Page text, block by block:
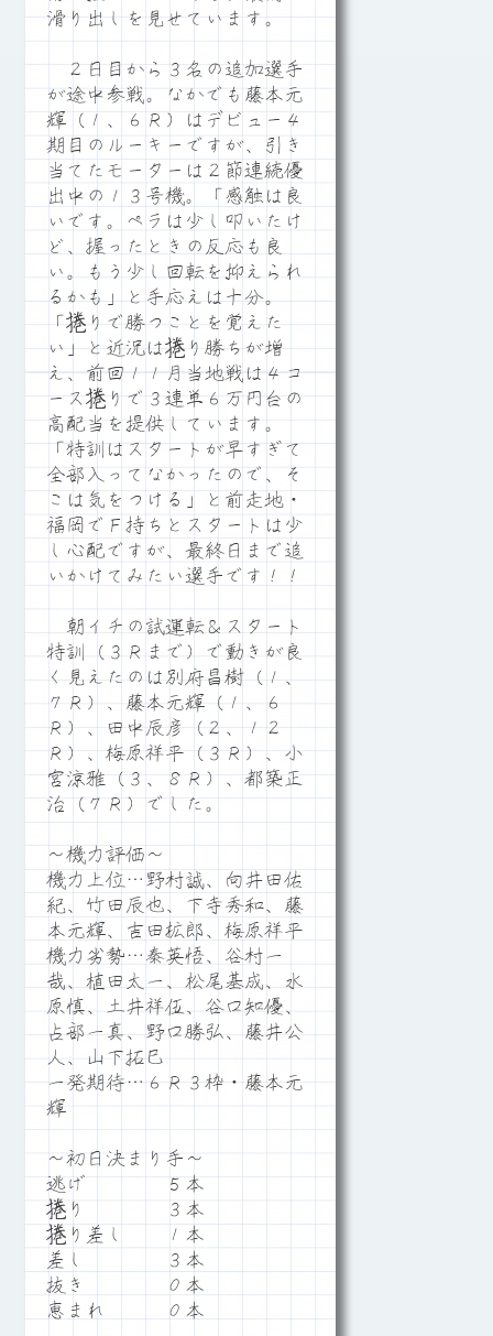
滑り出しを見せています。
２日目から３名の追加選手
が途中参戦。なかでも藤本元
輝（１、６Ｒ）はデビュー４
期目のルーキーですが、引き
当てたモーターは２節連続優
出中の１３号機。「感触は良
いです。ペラは少し叩いたけ
ど、握ったときの反応も良
い。もう少し回転を抑えられ
るかも」と手応えは十分。
「捲りで勝つことを覚えた
い」と近況は捲り勝ちが増
え、前回１１月当地戦は４コ
ース捲りで３連単６万円台の
高配当を提供しています。
「特訓はスタートが早すぎて
全部入ってなかったので、そ
こは気をつける」と前走地・
福岡でＦ持ちとスタートは少
し心配ですが、最終日まで追
いかけてみたい選手です！！
朝イチの試運転＆スタート
特訓（３Ｒまで）で動きが良
く見えたのは別府昌樹（１、
７Ｒ）、藤本元輝（１、６
Ｒ）、田中辰彦（２、１２
Ｒ）、梅原祥平（３Ｒ）、小
宮涼雅（３、８Ｒ）、都築正
治（７Ｒ）でした。
～機力評価～
機力上位…野村誠、向井田佑
紀、竹田辰也、下寺秀和、藤
本元輝、吉田拡郎、梅原祥平
機力劣勢…秦英悟、谷村一
哉、植田太一、松尾基成、水
原慎、土井祥伍、谷口知優、
占部一真、野口勝弘、藤井公
人、山下拓巳
一発期待…６Ｒ３枠・藤本元
輝
～初日決まり手～
逃げ ５本
捲り ３本
捲り差し １本
差し ３本
抜き ０本
恵まれ ０本